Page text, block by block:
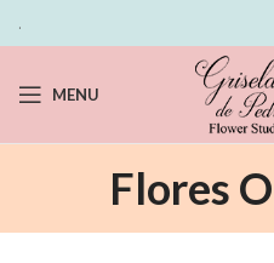
.
MENU
Flores